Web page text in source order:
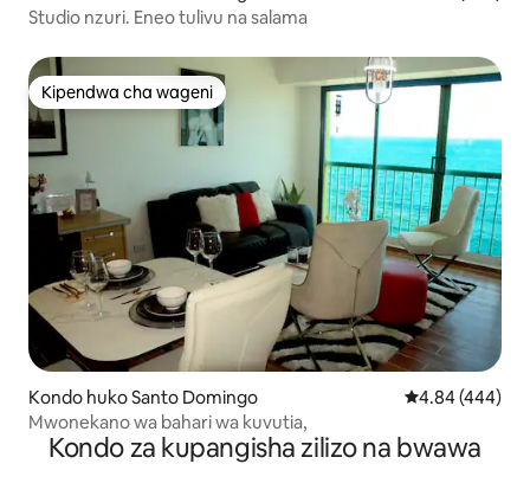
Studio nzuri. Eneo tulivu na salama
Kipendwa cha wageni
Kipendwa cha wageni
Kondo huko Santo Domingo Ukadiriaji wa
4.84 (444)
Mwonekano wa bahari wa kuvutia,
Kondo za kupangisha zilizo na bwawa